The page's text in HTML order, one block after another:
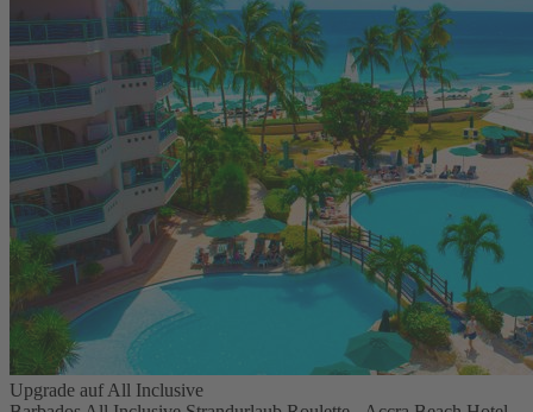
Upgrade auf All Inclusive